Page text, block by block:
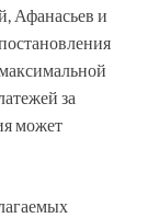
Афанасьев и
за
может